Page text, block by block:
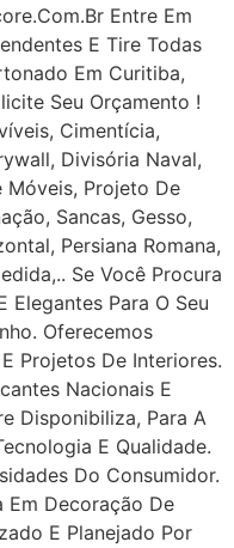
Entre Em
E Tire Todas
Em Curitiba,
Seu Orçamento !
Cimentícia,
Divisória Naval,
Móveis, Projeto De
Sancas, Gesso,
Persiana Romana,
Se Você Procura
Elegantes Para O Seu
Oferecemos
Projetos De Interiores.
Nacionais E
Disponibiliza, Para A
E Qualidade.
Do Consumidor.
Em Decoração De
E Planejado Por